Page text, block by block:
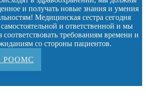
и получать новые знания и умения
Медицинская сестра сегодня
самостоятельной и ответственной и мы
требованиям времени и
со стороны пациентов.
РООМС